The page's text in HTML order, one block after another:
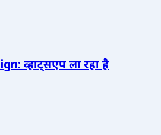
व्हाट्सएप ला रहा है